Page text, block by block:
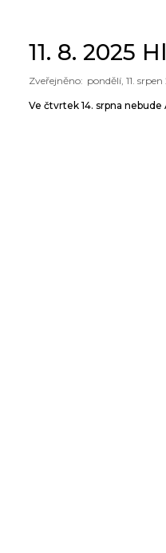
11. 8. 2025
pondělí, 11. srpen
Ve čtvrtek 14. srpna